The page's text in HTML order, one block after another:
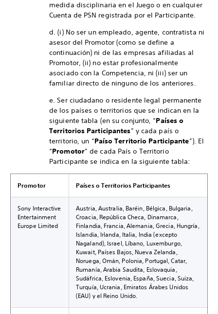
medida disciplinaria en el Juego o en cualquier
Cuenta de PSN registrada por el Participante.
d. (i) No ser un empleado, agente, contratista ni
asesor del Promotor (como se define a
continuación) ni de las empresas afiliadas al
Promotor, (ii) no estar profesionalmente
asociado con la Competencia, ni (iii) ser un
familiar directo de ninguno de los anteriores.
e. Ser ciudadano o residente legal permanente
de los países o territorios que se indican en la
siguiente tabla (en su conjunto, “Países o
Territorios Participantes” y cada país o
territorio, un “Paíso Territorio Participante”). El
“Promotor” de cada País o Territorio
Participante se indica en la siguiente tabla:
Promotor Países o Territorios Participantes
Sony Interactive
Entertainment
Europe Limited
Austria, Australia, Baréin, Bélgica, Bulgaria,
Croacia, República Checa, Dinamarca,
Finlandia, Francia, Alemania, Grecia, Hungría,
Islandia, Irlanda, Italia, India (excepto
Nagaland), Israel, Líbano, Luxemburgo,
Kuwait, Países Bajos, Nueva Zelanda,
Noruega, Omán, Polonia, Portugal, Catar,
Rumanía, Arabia Saudita, Eslovaquia,
Sudáfrica, Eslovenia, España, Suecia, Suiza,
Turquía, Ucrania, Emiratos Árabes Unidos
(EAU) y el Reino Unido.